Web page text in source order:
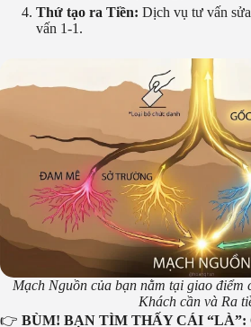
Thứ tạo ra Tiền: Dịch vụ tư vấn
vấn 1-1.
Mạch Nguồn của bạn nằm tại giao điểm
Khách cần và Ra
👉 BÙM! BẠN TÌM THẤY CÁI “LÀ”: